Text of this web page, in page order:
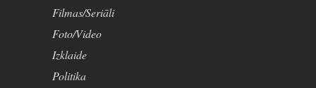
Filmas/Seriāli
Foto/Video
Izklaide
Politika